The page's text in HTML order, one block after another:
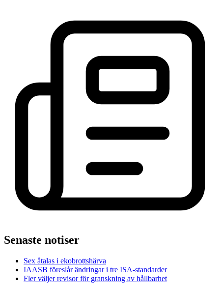
Senaste notiser
Sex åtalas i ekobrottshärva
IAASB föreslår ändringar i tre ISA-standarder
Fler väljer revisor för granskning av hållbarhet